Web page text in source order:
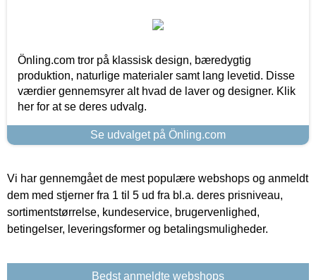
Önling.com tror på klassisk design, bæredygtig
produktion, naturlige materialer samt lang levetid. Disse
værdier gennemsyrer alt hvad de laver og designer. Klik
her for at se deres udvalg.
Se udvalget på Önling.com
Vi har gennemgået de mest populære webshops og anmeldt
dem med stjerner fra 1 til 5 ud fra bl.a. deres prisniveau,
sortimentstørrelse, kundeservice, brugervenlighed,
betingelser, leveringsformer og betalingsmuligheder.
Bedst anmeldte webshops